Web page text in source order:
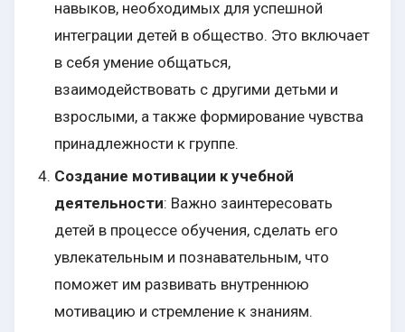
навыков, необходимых для успешной
интеграции детей в общество. Это включает
в себя умение общаться,
взаимодействовать с другими детьми и
взрослыми, а также формирование чувства
принадлежности к группе.
Создание мотивации к учебной
деятельности: Важно заинтересовать
детей в процессе обучения, сделать его
увлекательным и познавательным, что
поможет им развивать внутреннюю
мотивацию и стремление к знаниям.